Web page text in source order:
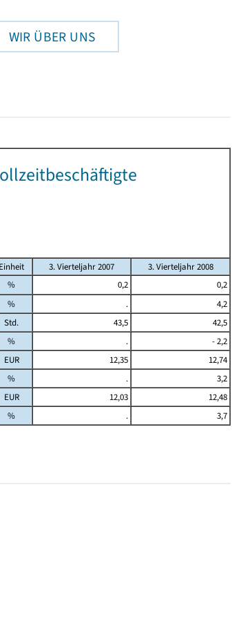
WIR ÜBER UNS
Einheit 3. Vierteljahr 2007
3. Vierteljahr 2008
% 0,2
0,2
% .
4,2
Std. 43,5
42,5
% .
- 2,2
EUR 12,35
12,74
% .
3,2
EUR 12,03
12,48
% . 3,7